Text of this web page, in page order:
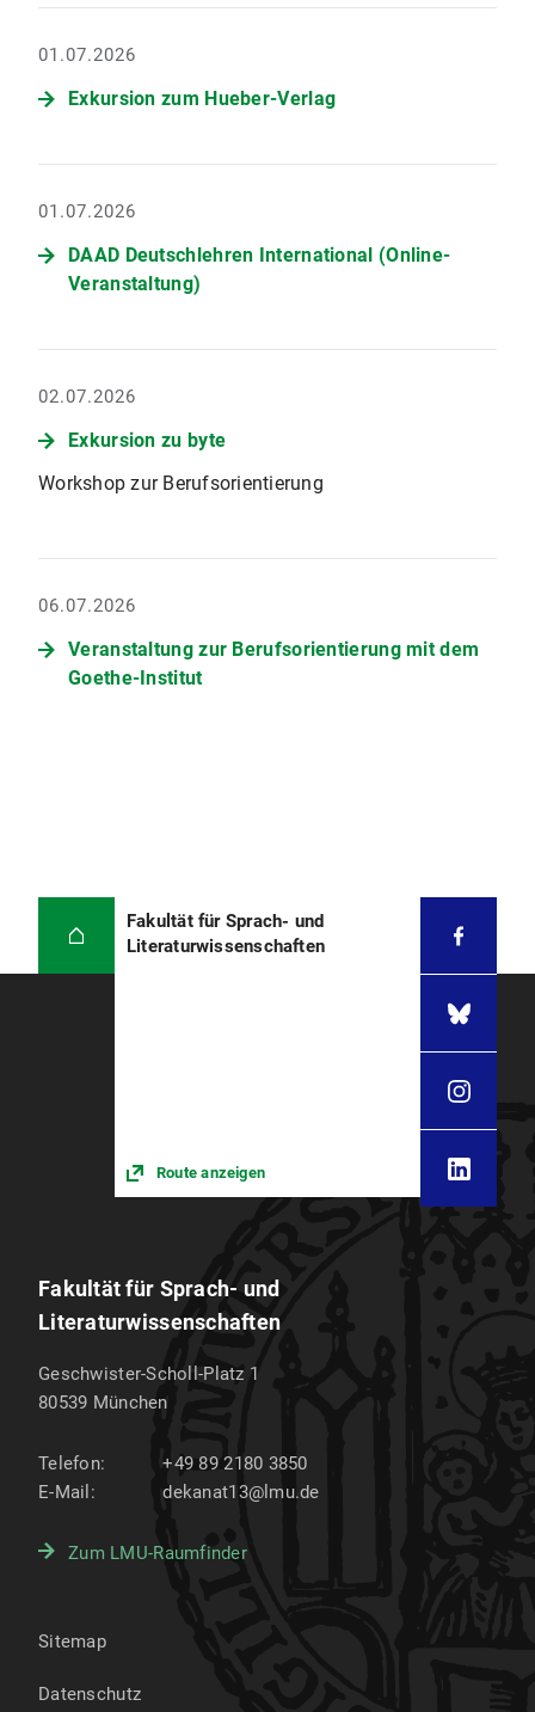
01.07.2026
Exkursion zum Hueber-Verlag
01.07.2026
DAAD Deutschlehren International (Online-
Veranstaltung)
02.07.2026
Exkursion zu byte
Workshop zur Berufsorientierung
06.07.2026
Veranstaltung zur Berufsorientierung mit dem
Goethe-Institut
Fakultät für Sprach- und
Literaturwissenschaften
Route anzeigen
Fakultät für Sprach- und
Literaturwissenschaften
Geschwister-Scholl-Platz 1
80539 München
Telefon:
+49 89 2180 3850
E-Mail:
dekanat13@lmu.de
Zum LMU-Raumfinder
Sitemap
Datenschutz